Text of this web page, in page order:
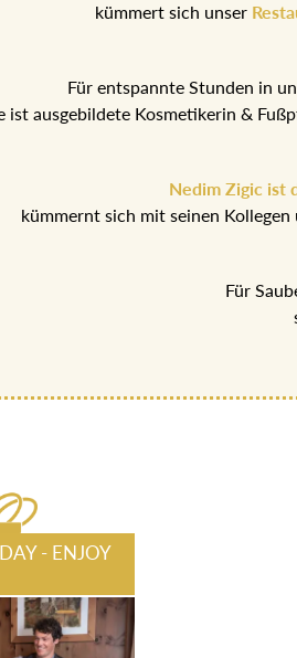
kümmert sich unser
Für entspannte Stunden in
ist ausgebildete Kosmetikerin &
Nedim Zigic ist
kümmernt sich mit seinen
Für
- ENJOY